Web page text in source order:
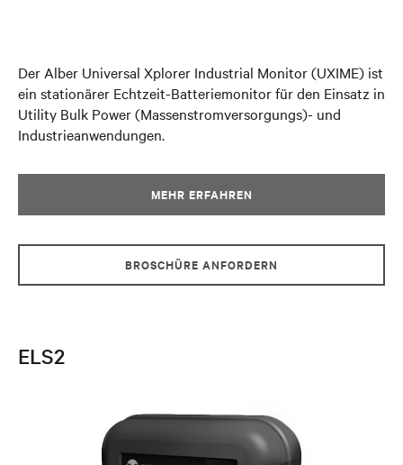
Der Alber Universal Xplorer Industrial Monitor (UXIME) ist
ein stationärer Echtzeit-Batteriemonitor für den Einsatz in
Utility Bulk Power (Massenstromversorgungs)- und
Industrieanwendungen.
MEHR ERFAHREN
BROSCHÜRE ANFORDERN
ELS2